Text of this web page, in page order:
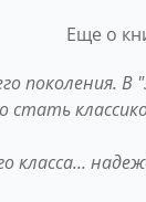
Еще о
поколения. В
стать
класса...